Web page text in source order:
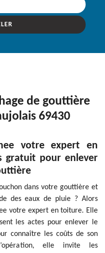
de gouttière
69430
votre expert en
gratuit pour enlever
dans votre gouttière et
des eaux de pluie ? Alors
votre expert en toiture. Elle
les actes pour enlever le
connaître les coûts de son
elle invite les